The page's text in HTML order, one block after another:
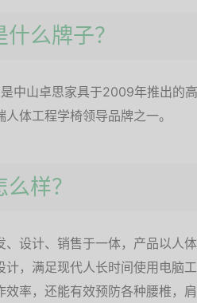
么牌子？
中山卓思家具于2009年推出的
体工程学椅领导品牌之一。
样？
、设计、销售于一体，产品以人
计，满足现代人长时间使用电脑
效率，还能有效预防各种腰椎，